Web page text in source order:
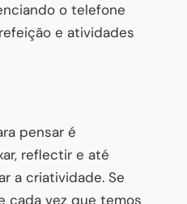
o telefone
e atividades
pensar é
reflectir e até
a criatividade. Se
cada vez que temos